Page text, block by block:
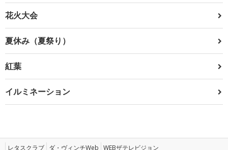
花火大会
夏休み（夏祭り）
紅葉
イルミネーション
レタスクラブ ダ・ヴィンチWeb WEBザテレビジョン